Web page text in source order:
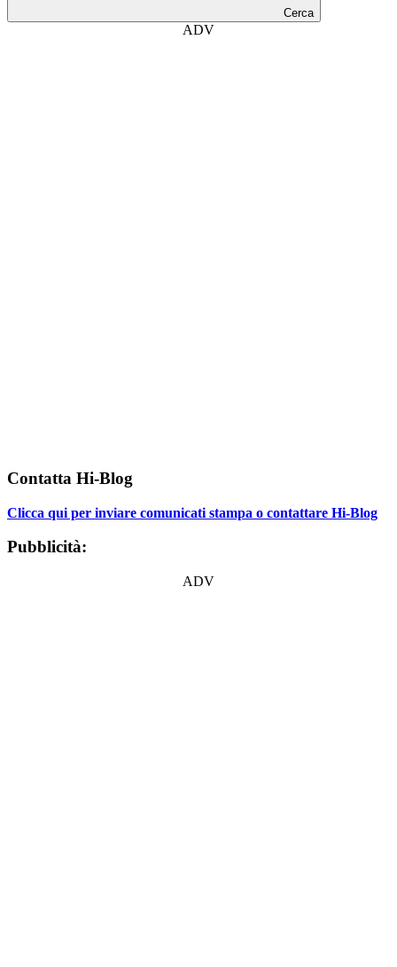
Cerca
ADV
Contatta Hi-Blog
Clicca qui per inviare comunicati stampa o contattare Hi-Blog
Pubblicità:
ADV